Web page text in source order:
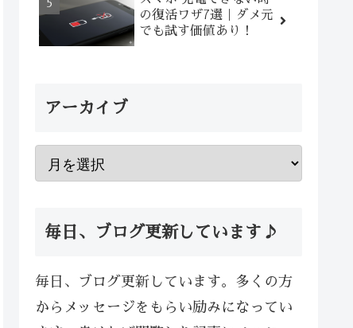
の復活ワザ7選｜ダメ元
でも試す価値あり！
アーカイブ
毎日、ブログ更新しています♪
毎日、ブログ更新しています。多くの方
からメッセージをもらい励みになってい